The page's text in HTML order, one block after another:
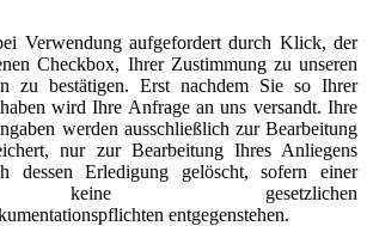
Verwendung aufgefordert durch Klick, der
Checkbox, Ihrer Zustimmung zu unseren
zu bestätigen. Erst nachdem Sie so Ihrer
wird Ihre Anfrage an uns versandt. Ihre
werden ausschließlich zur Bearbeitung
nur zur Bearbeitung Ihres Anliegens
dessen Erledigung gelöscht, sofern einer
keine gesetzlichen
entgegenstehen.